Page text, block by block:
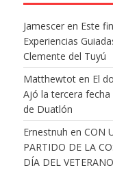
Jamesceren Este
Experiencias
Clemente del Tuyú
Matthewtoten El
Ajó la tercera
de Duatlón
Ernestnuh en CON
PARTIDO DE LA
DÍA DEL